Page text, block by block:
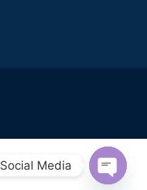
Social Media